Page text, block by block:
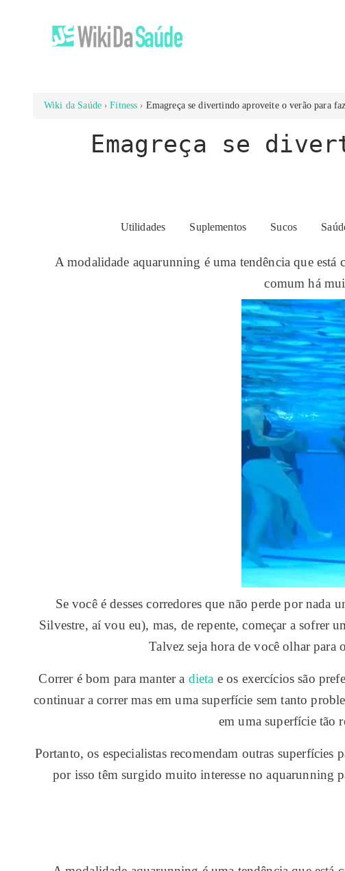
Utilidades Suplementos Sucos
Wiki da Saúde Fitness Emagreça se divertindo aproveite o verão para
Emagreça se
A modalidade aquarunning é uma tendência que está
comum há
Se você é desses corredores que não perde por
Silvestre, aí vou eu), mas, de repente, começar a sofrer
Talvez seja hora de você olhar
Correr é bom para manter a dieta e os exercícios são
continuar a correr mas em uma superfície sem tanto
em uma superfície tão
Portanto, os especialistas recomendam outras
por isso têm surgido muito interesse no aquarunning